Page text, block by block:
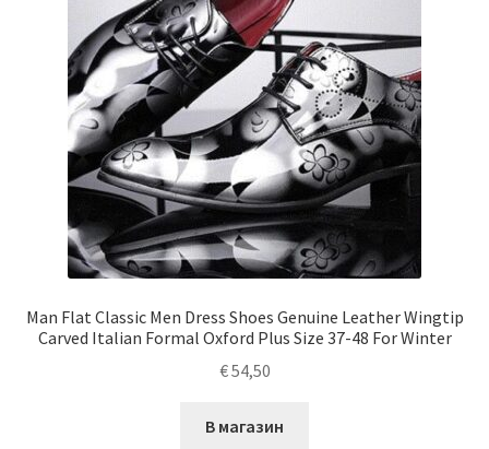
Man Flat Classic Men Dress Shoes Genuine Leather Wingtip
Carved Italian Formal Oxford Plus Size 37-48 For Winter
€54,50
В магазин